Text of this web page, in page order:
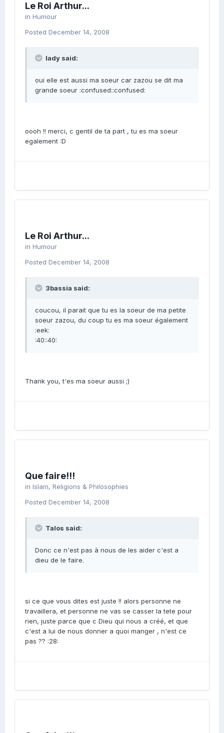
Le Roi Arthur...
in Humour
Posted December 14, 2008
lady said:
oui elle est aussi ma soeur car zazou se dit ma
grande soeur :confused::confused:
oooh !! merci, c gentil de ta part , tu es ma soeur
egalement :D
Le Roi Arthur...
in Humour
Posted December 14, 2008
3bassia said:
coucou, il parait que tu es la soeur de ma petite
soeur zazou, du coup tu es ma soeur également
:eek:
:40::40:
Thank you, t'es ma soeur aussi ;)
Que faire!!!
in Islam, Religions & Philosophies
Posted December 14, 2008
Talos said:
Donc ce n'est pas à nous de les aider c'est a
dieu de le faire.
si ce que vous dites est juste !! alors personne ne
travaillera, et personne ne vas se casser la tete pour
rien, juste parce que c Dieu qui nous a créé, et que
c'est a lui de nous donner a quoi manger , n'est ce
pas ?? :28: